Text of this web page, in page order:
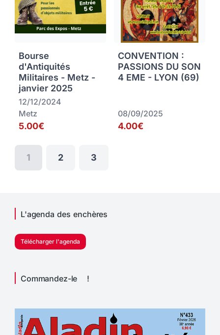
Bourse
d'Antiquités
Militaires - Metz -
janvier 2025
12/12/2024
Metz
5.00€
CONVENTION :
PASSIONS DU SON
4 EME - LYON (69)
08/09/2025
4.00€
1 2 3
L'agenda des enchères
Télécharger l'agenda
Commandez-le !